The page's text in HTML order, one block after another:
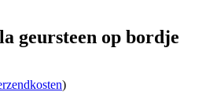
geursteen op bordje
)